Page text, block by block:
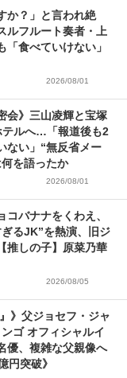
か？」と言われ絶
ルフルート奏者・上
「食べていけない」
2026/08/01
会》三山凌輝と宝塚
テルへ…「報道後も2
ない」“無反省メー
を語ったか
2026/08/01
コバナナをくわえ、
るJK”を熱演、旧ジ
推しの子】原菜乃華
2026/08/05
》父ジョセフ・ジャ
ゴ オフィシャルイ
優、複雑な父親像へ
円突破》